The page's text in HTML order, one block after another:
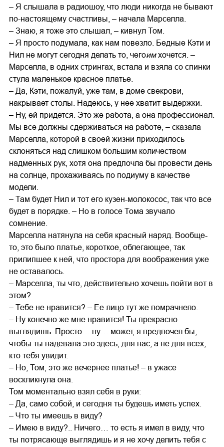
– Я слышала в радиошоу, что люди никогда не бывают
по-настоящему счастливы, – начала Марселла.
– Знаю, я тоже это слышал, – кивнул Том.
– Я просто подумала, как нам повезло. Бедные Кэти и
Нил не могут сегодня делать то, чегоимхочется. –
Марселла, в одних стрингах, встала и взяла со спинки
стула маленькое красное платье.
– Да, Кэти, пожалуй, уже там, в доме свекрови,
накрывает столы. Надеюсь, у нее хватит выдержки.
– Ну, ей придется. Это же работа, а она профессионал.
Мы все должны сдерживаться на работе, – сказала
Марселла, которой в своей жизни приходилось
склоняться над слишком большим количеством
надменных рук, хотя она предпочла бы провести день
на солнце, прохаживаясь по подиуму в качестве
модели.
– Там будет Нил и тот его кузен-молокосос, так что все
будет в порядке. – Но в голосе Тома звучало
сомнение.
Марселла натянула на себя красный наряд. Вообще-
то, это было платье, короткое, облегающее, так
прилипшее к ней, что простора для воображения уже
не оставалось.
– Марселла, ты что, действительно хочешь пойти вот в
этом?
– Тебе не нравится? – Ее лицо тут же помрачнело.
– Ну конечно же мне нравится! Ты прекрасно
выглядишь. Просто… ну… может, я предпочел бы,
чтобы ты надевала это здесь, для нас, а не для всех,
кто тебя увидит.
– Но, Том, это же вечернее платье! – в ужасе
воскликнула она.
Том моментально взял себя в руки:
– Да, само собой, и сегодня ты будешь иметь успех.
– Что ты имеешь в виду?
– Имею в виду?.. Ничего… то есть я имел в виду, что
ты потрясающе выглядишь и я не хочу делить тебя с